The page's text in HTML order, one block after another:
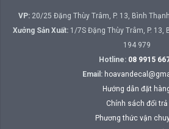
VP:20/25 Đặng Thùy Trâm, P. 13, Bình
Xưởng Sản Xuất: 1/7S Đặng Thùy Trâm, P. 13,
194 979
Hotline: 08 9915
Email:
Hướng dẫn đặt
Chính sách đổi trả
Phương thức vận